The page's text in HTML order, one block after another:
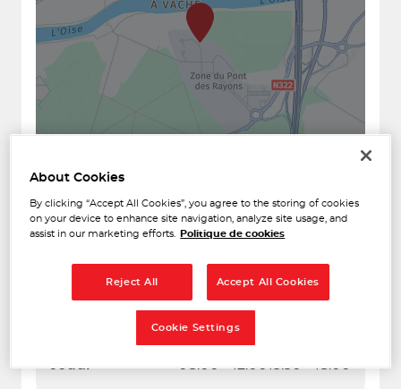
Horaires d'ouverture
Lundi 08:00 - 12:0013:30 - 18:00
08:00 - 12:0013:30 - 18:00
08:00 - 12:00
About Cookies
By clicking “Accept All Cookies”, you agree to the storing of cookies
on your device to enhance site navigation, analyze site usage, and
assist in our marketing efforts.
Politique de cookies
Reject All Accept All Cookies
Cookie Settings